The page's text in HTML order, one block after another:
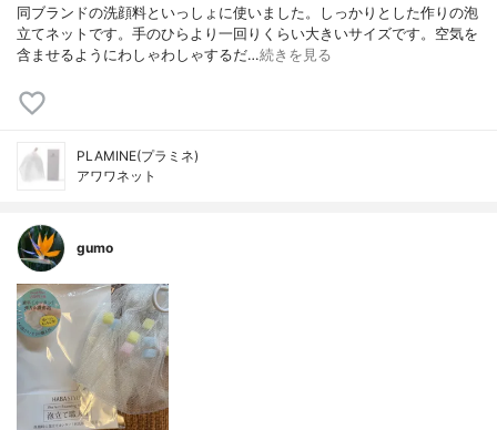
同ブランドの洗顔料といっしょに使いました。しっかりとした作りの泡
立てネットです。手のひらより一回りくらい大きいサイズです。空気を
含ませるようにわしゃわしゃするだ…続きを見る
PLAMINE(プラミネ)
アワワネット
gumo